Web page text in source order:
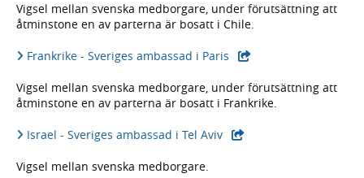
Vigsel mellan svenska medborgare, under förutsättning att
åtminstone en av parterna är bosatt i Chile.
Frankrike - Sveriges ambassad i Paris
Vigsel mellan svenska medborgare, under förutsättning att
åtminstone en av parterna är bosatt i Frankrike.
Israel - Sveriges ambassad i Tel Aviv
Vigsel mellan svenska medborgare.